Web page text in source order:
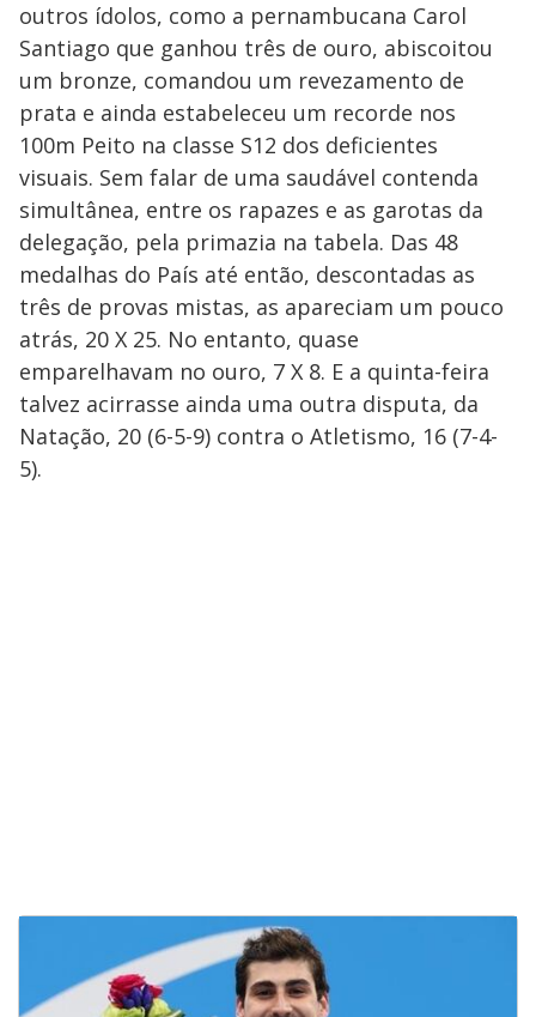
outros ídolos, como a pernambucana Carol
Santiago que ganhou três de ouro, abiscoitou
um bronze, comandou um revezamento de
prata e ainda estabeleceu um recorde nos
100m Peito na classe S12 dos deficientes
visuais. Sem falar de uma saudável contenda
simultânea, entre os rapazes e as garotas da
delegação, pela primazia na tabela. Das 48
medalhas do País até então, descontadas as
três de provas mistas, as apareciam um pouco
atrás, 20 X 25. No entanto, quase
emparelhavam no ouro, 7 X 8. E a quinta-feira
talvez acirrasse ainda uma outra disputa, da
Natação, 20 (6-5-9) contra o Atletismo, 16 (7-4-
5).